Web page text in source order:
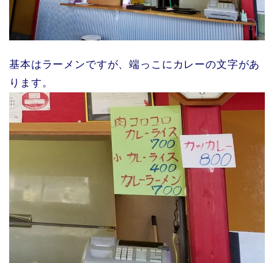
基本はラーメンですが、端っこにカレーの文字があ
ります。